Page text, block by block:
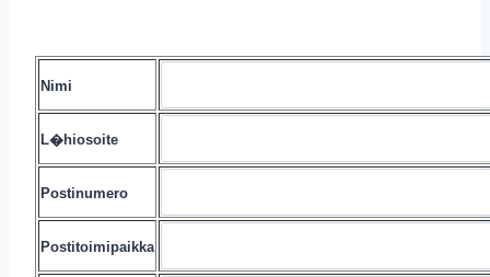
Nimi
L�hiosoite
Postinumero
Postitoimipaikka